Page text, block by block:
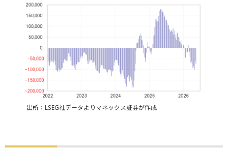
出所：LSEG社データよりマネックス証券が作成